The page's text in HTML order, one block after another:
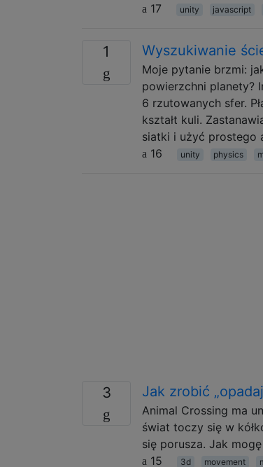
17
unity javascript
1 Wyszukiwanie
Moje pytanie brzmi:
powierzchni planety?
6 rzutowanych sfer.
kształt kuli.
siatki i użyć prostego
16
unity physics
3 Jak zrobić
Animal Crossing ma
świat toczy się w
się porusza. Jak
15
3d movement